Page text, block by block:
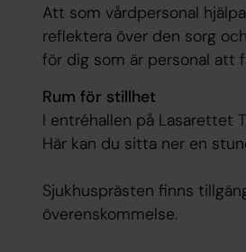
Att som vårdpersonal
reflektera över den sorg
för dig som är personal att
Rum för stillhet
I entréhallen på Lasarettet
Här kan du sitta ner en
Sjukhusprästen finns
överenskommelse.